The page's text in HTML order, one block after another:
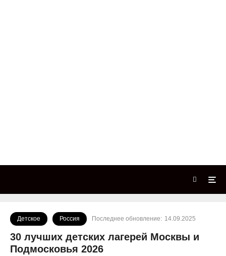
Детское Россия Последнее обновление: 14.09.2025
30 лучших детских лагерей Москвы и
Подмосковья 2026